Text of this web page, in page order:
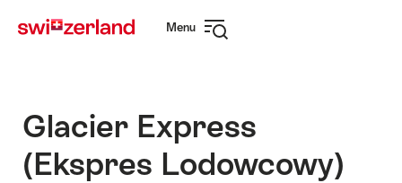
navigation
Menu
Glacier Express
(Ekspres Lodowcowy)